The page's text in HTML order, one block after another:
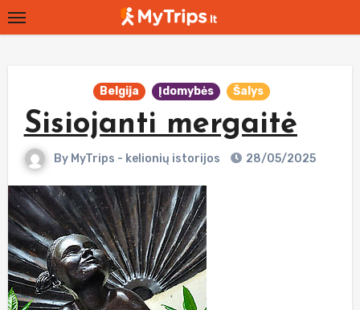
Skip
to
Belgija Įdomybės Šalys
Sisiojanti mergaitė
By MyTrips - kelionių istorijos 28/05/2025